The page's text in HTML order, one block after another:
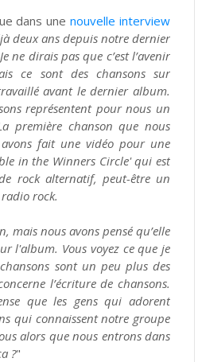
dans unenouvelle interview
deux ans depuis notre dernier
ne dirais pas que c’est l’avenir
ce sont des chansons sur
avant le dernier album.
représentent pour nous un
première chanson que nous
fait une vidéo pour une
in the Winners Circle' qui est
rock alternatif, peut-être un
rock.
mais nous avons pensé qu’elle
l'album. Vous voyez ce que je
sont un peu plus des
l’écriture de chansons.
que les gens qui adorent
qui connaissent notre groupe
alors que nous entrons dans
?"